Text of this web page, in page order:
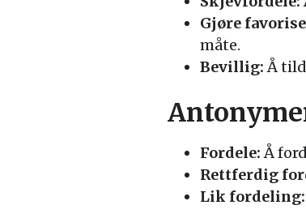
Gjøre
måte.
Bevillig:Å
Fordele:Å
Rettferdig
Lik fordeling: